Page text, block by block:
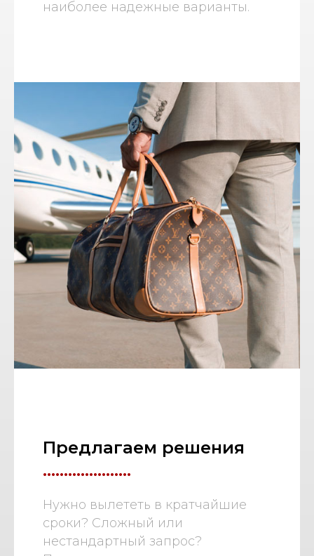
наиболее надежные варианты.
Предлагаем решения
.....................
Нужно вылететь в кратчайшие
сроки? Сложный или
нестандартный запрос?